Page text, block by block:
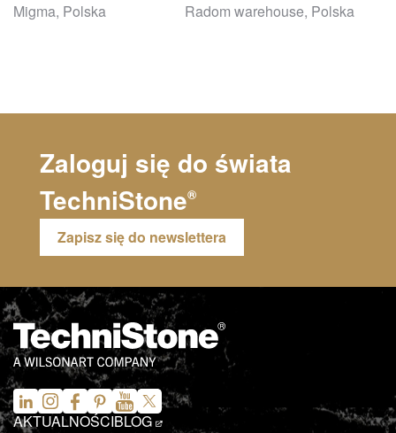
Migma, Polska Radom warehouse, Polska
Zaloguj się do świata
TechniStone®
Zapisz się do newslettera
AKTUALNOŚCIBLOG